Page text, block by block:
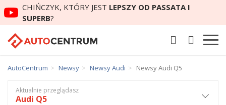
CHIŃCZYK, KTÓRY JEST LEPSZY OD PASSATA I
SUPERB?
AutoCentrum Newsy Newsy Audi Newsy Audi Q5
Aktualnie przeglądasz
Audi Q5